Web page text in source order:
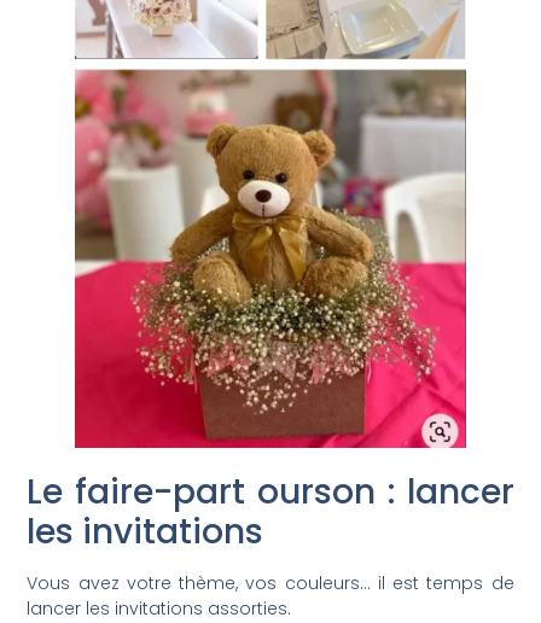
Le faire-part ourson : lancer
les invitations
Vous avez votre thème, vos couleurs… il est temps de
lancer les invitations assorties.